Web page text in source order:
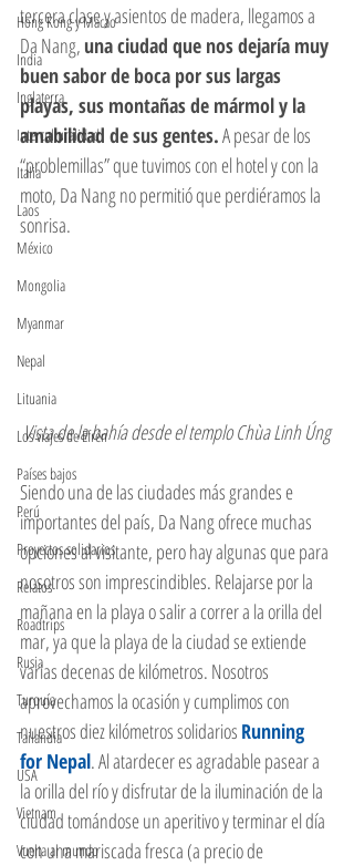
Hong Kong y Macao
India
Inglaterra
Interculturalidad
Italia
Laos
México
Mongolia
Myanmar
Nepal
Lituania
Los viajes de Efrén
Países bajos
Perú
Proyectos solidarios
Relatos
Roadtrips
Rusia
Turquía
Tailandia
USA
Vietnam
Vuelta al mundo
tercera clase y asientos de madera, llegamos a
Da Nang, una ciudad que nos dejaría muy
buen sabor de boca por sus largas
playas, sus montañas de mármol y la
amabilidad de sus gentes. A pesar de los
“problemillas” que tuvimos con el hotel y con la
moto, Da Nang no permitió que perdiéramos la
sonrisa.
Vista de la bahía desde el templo Chùa Linh Úng
Siendo una de las ciudades más grandes e
importantes del país, Da Nang ofrece muchas
opciones al visitante, pero hay algunas que para
nosotros son imprescindibles. Relajarse por la
mañana en la playa o salir a correr a la orilla del
mar, ya que la playa de la ciudad se extiende
varias decenas de kilómetros. Nosotros
aprovechamos la ocasión y cumplimos con
nuestros diez kilómetros solidarios Running
for Nepal. Al atardecer es agradable pasear a
la orilla del río y disfrutar de la iluminación de la
ciudad tomándose un aperitivo y terminar el día
con una mariscada fresca (a precio de